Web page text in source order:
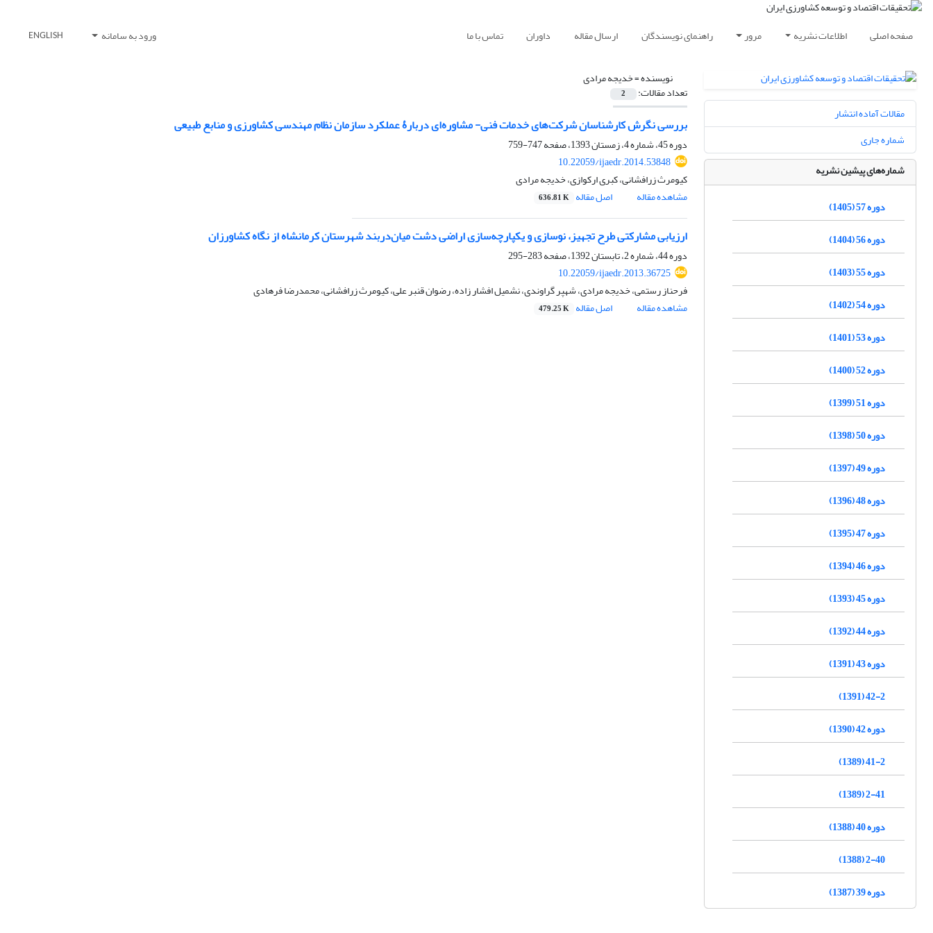
صفحه اصلی اطلاعات نشریه مرور راهنمای نویسندگان ارسال مقاله داوران تماس با ما ورود به سامانه ENGLISH
نویسنده =خدیجه مرادی
تعداد مقالات: 2
بررسی نگرش کارشناسان شرکت‌های خدمات فنی- مشاوره‌ای دربارۀ عملکرد سازمان نظام مهندسی کشاورزی و منابع طبیعی
دوره 45، شماره 4، زمستان 1393، صفحه
747-759
10.22059/ijaedr.2014.53848
کیومرث زرافشانی، کبری ارکوازی، خدیجه مرادی
مشاهده مقاله
اصل مقاله 636.81 K
ارزیابی مشارکتی طرح تجهیز، نوسازی و یکپارچه‌سازی اراضی دشت میان‌دربند شهرستان کرمانشاه از نگاه کشاورزان
دوره 44، شماره 2، تابستان 1392، صفحه
283-295
10.22059/ijaedr.2013.36725
فرحناز رستمی، خدیجه مرادی، شهپر گراوندی، نشمیل افشار زاده، رضوان قنبر علی، کیومرث زرافشانی، محمدرضا فرهادی
مشاهده مقاله
اصل مقاله 479.25 K
مقالات آماده انتشار
شماره جاری
شماره‌های پیشین نشریه
دوره 57 (1405)
دوره 56 (1404)
دوره 55 (1403)
دوره 54 (1402)
دوره 53 (1401)
دوره 52 (1400)
دوره 51 (1399)
دوره 50 (1398)
دوره 49 (1397)
دوره 48 (1396)
دوره 47 (1395)
دوره 46 (1394)
دوره 45 (1393)
دوره 44 (1392)
دوره 43 (1391)
42-2 (1391)
دوره 42 (1390)
41-2 (1389)
2-41 (1389)
دوره 40 (1388)
2-40 (1388)
دوره 39 (1387)